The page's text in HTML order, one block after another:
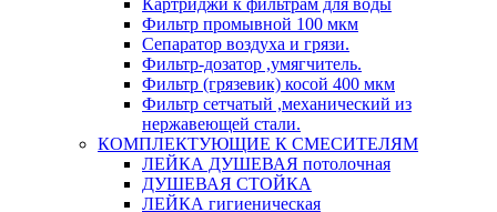
Картриджи к фильтрам для воды
Фильтр промывной 100 мкм
Сепаратор воздуха и грязи.
Фильтр-дозатор ,умягчитель.
Фильтр (грязевик) косой 400 мкм
Фильтр сетчатый ,механический из
нержавеющей стали.
КОМПЛЕКТУЮЩИЕ К СМЕСИТЕЛЯМ
ЛЕЙКА ДУШЕВАЯ потолочная
ДУШЕВАЯ СТОЙКА
ЛЕЙКА гигиеническая